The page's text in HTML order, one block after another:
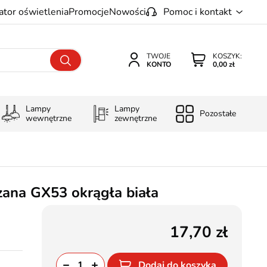
oświetleniaPromocjeNowości Pomoc i kontakt
KOSZYK:
0,00 zł
TWOJE
KONTO
Lampy
wewnętrzne
Lampy
zewnętrzne
Pozostałe
GX53 okrągła biała
17,70